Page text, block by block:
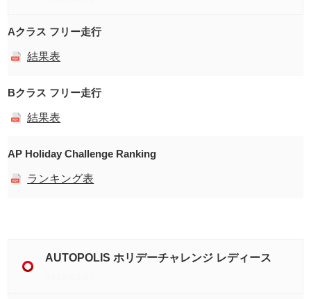
Aクラス フリー走行
結果表
Bクラス フリー走行
結果表
AP Holiday Challenge Ranking
ランキング表
AUTOPOLIS ホリデーチャレンジ レディース